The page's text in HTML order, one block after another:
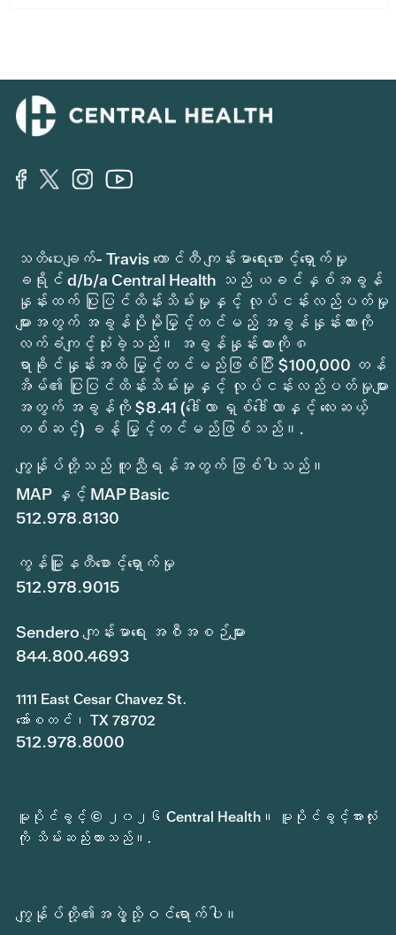
သတိပေးချက်- Travis ကောင်တီ ကျန်းမာရေးစောင့်ရှောက်မှု
ခရိုင် d/b/a Central Health သည် ယခင်နှစ်အခွန်
နှုန်းထက် ပြုပြင်ထိန်းသိမ်းမှုနှင့် လုပ်ငန်းလည်ပတ်မှု
များအတွက် အခွန်ပိုမိုမြှင့်တင်မည့် အခွန်နှုန်းထားကို
လက်ခံကျင့်သုံးခဲ့သည်။ အခွန်နှုန်းထားကို ၈
ရာခိုင်နှုန်းအထိ မြှင့်တင်မည်ဖြစ်ပြီး $100,000 တန်
အိမ်၏ ပြုပြင်ထိန်းသိမ်းမှုနှင့် လုပ်ငန်းလည်ပတ်မှုများ
အတွက် အခွန်ကို $8.41 (ဒေါ်လာ ရှစ်ဒေါ်လာနှင့် လေးဆယ့်
တစ်ဆင့်) ခန့် မြှင့်တင်မည်ဖြစ်သည်။.
ကျွန်ုပ်တို့သည် ကူညီရန်အတွက် ဖြစ်ပါသည်။
MAP နှင့် MAP Basic
512.978.8130
ကွန်မြူနတီစောင့်ရှောက်မှု
512.978.9015
Sendero ကျန်းမာရေး အစီအစဉ်များ
844.800.4693
1111 East Cesar Chavez St.
အော်စတင်၊ TX 78702
512.978.8000
မူပိုင်ခွင့် © ၂၀၂၆ Central Health။ မူပိုင်ခွင့်အားလုံး
ကို သိမ်းဆည်းထားသည်။.
ကျွန်ုပ်တို့၏အဖွဲ့သို့ဝင်ရောက်ပါ။